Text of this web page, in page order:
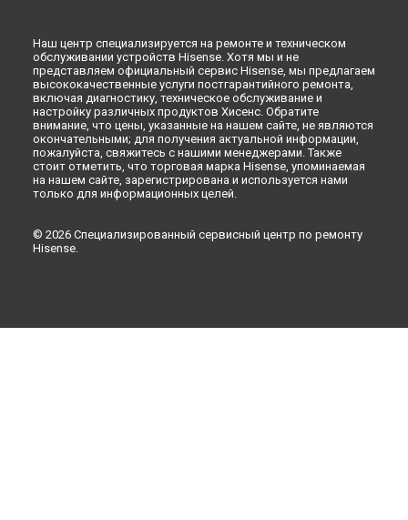
Наш центр специализируется на ремонте и техническом
обслуживании устройств Hisense. Хотя мы и не
представляем официальный сервис Hisense, мы предлагаем
высококачественные услуги постгарантийного ремонта,
включая диагностику, техническое обслуживание и
настройку различных продуктов Хисенс. Обратите
внимание, что цены, указанные на нашем сайте, не являются
окончательными; для получения актуальной информации,
пожалуйста, свяжитесь с нашими менеджерами. Также
стоит отметить, что торговая марка Hisense, упоминаемая
на нашем сайте, зарегистрирована и используется нами
только для информационных целей.
© 2026 Специализированный сервисный центр по ремонту
Hisense.